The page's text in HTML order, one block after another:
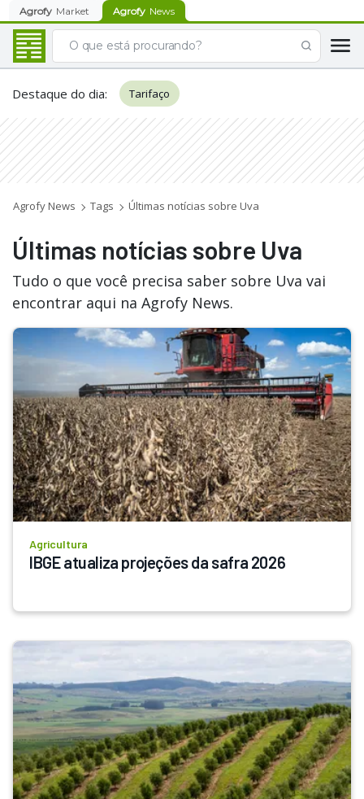
Agrofy Market Agrofy News
Destaque do dia: Tarifaço
Agrofy News Tags Últimas notícias sobre Uva
Últimas notícias sobre Uva
Tudo o que você precisa saber sobre Uva vai
encontrar aqui na Agrofy News.
Agricultura
IBGE atualiza projeções da safra 2026